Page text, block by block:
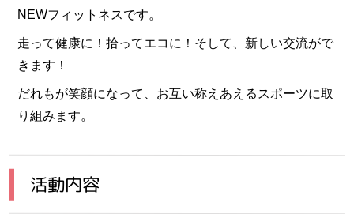
NEWフィットネスです。
走って健康に！拾ってエコに！そして、新しい交流がで
きます！
だれもが笑顔になって、お互い称えあえるスポーツに取
り組みます。
活動内容